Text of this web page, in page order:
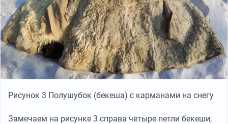
Рисунок 3 Полушубок (бекеша) с карманами на снегу
Замечаем на рисунке 3 справа четыре петли бекеши,